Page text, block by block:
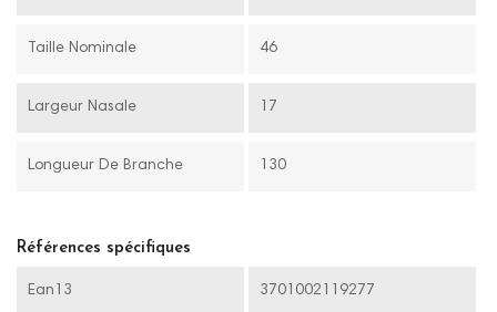
Taille Nominale 46
Largeur Nasale 17
Longueur De Branche 130
Références spécifiques
Ean13 3701002119277